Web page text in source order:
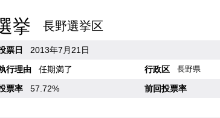
挙 長野選挙区
票日
2013年7月21日
行理由 任期満了 行政区 長野県
票率 57.72%
前回投票率